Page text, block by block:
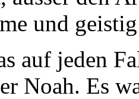
und
auf jeden
Noah. Es